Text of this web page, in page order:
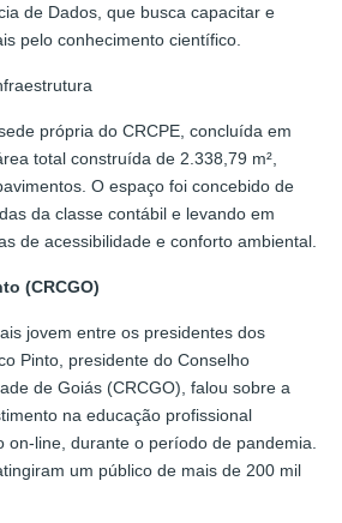
de Dados, que busca capacitar e
pelo conhecimento científico.
própria do CRCPE, concluída em
total construída de 2.338,79 m²,
O espaço foi concebido de
da classe contábil e levando em
de acessibilidade e conforto ambiental.
(CRCGO)
jovem entre os presidentes dos
Pinto, presidente do Conselho
de Goiás (CRCGO), falou sobre a
na educação profissional
on-line, durante o período de pandemia.
um público de mais de 200 mil